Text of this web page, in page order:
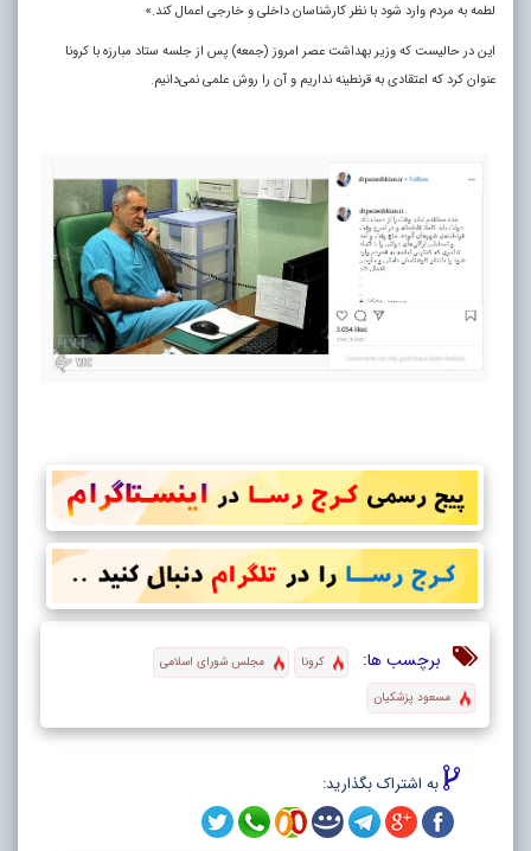
لطمه به مردم وارد شود با نظر کارشناسان داخلی و خارجی اعمال کند.»
این در حالیست که وزیر بهداشت عصر امروز (جمعه) پس از جلسه ستاد مبارزه با کرونا
عنوان کرد که اعتقادی به قرنطینه نداریم و آن را روش علمی نمی‌دانیم.
برچسب ها: کرونا
مجلس شورای اسلامی
مسعود پزشکیان
به اشتراک بگذارید: